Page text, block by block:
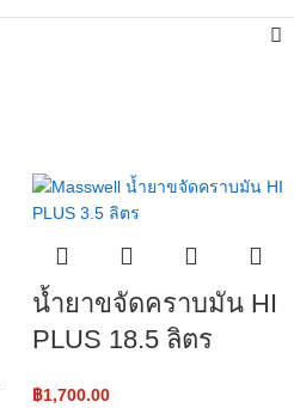
น้ำยาขจัดคราบมัน HI
PLUS 18.5 ลิตร
฿1,700.00